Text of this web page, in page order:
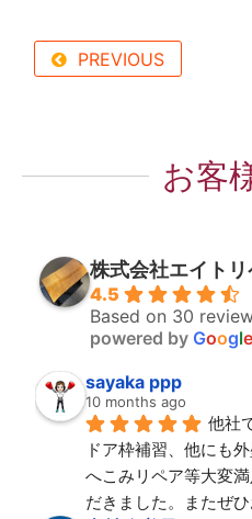
PREVIOUS
お客
株式会社エイト
4.5
Based on 30
powered by Google
sayaka ppp
10 months ago
他社
ドア枠補習、他にも
へこみリペア等大変
だきました。またぜ